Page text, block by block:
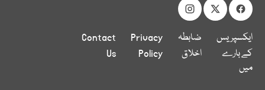
ایکسپریس
کے بارے
میں
ضابطہ
اخلاق
Privacy
Policy
Contact
Us